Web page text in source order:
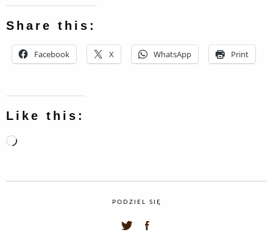
Share this:
Facebook X WhatsApp Print
Like this:
Loading…
PODZIEL SIĘ